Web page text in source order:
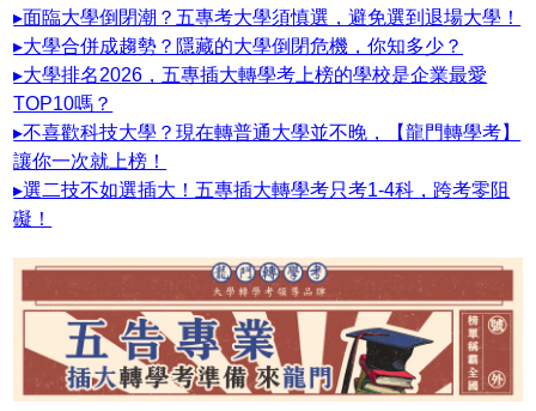
▸面臨大學倒閉潮？五專考大學須慎選，避免選到退場大學！
▸大學合併成趨勢？隱藏的大學倒閉危機，你知多少？
▸大學排名2026，五專插大轉學考上榜的學校是企業最愛
TOP10嗎？
▸不喜歡科技大學？現在轉普通大學並不晚，【龍門轉學考】
讓你一次就上榜！
▸選二技不如選插大！五專插大轉學考只考1-4科，跨考零阻
礙！